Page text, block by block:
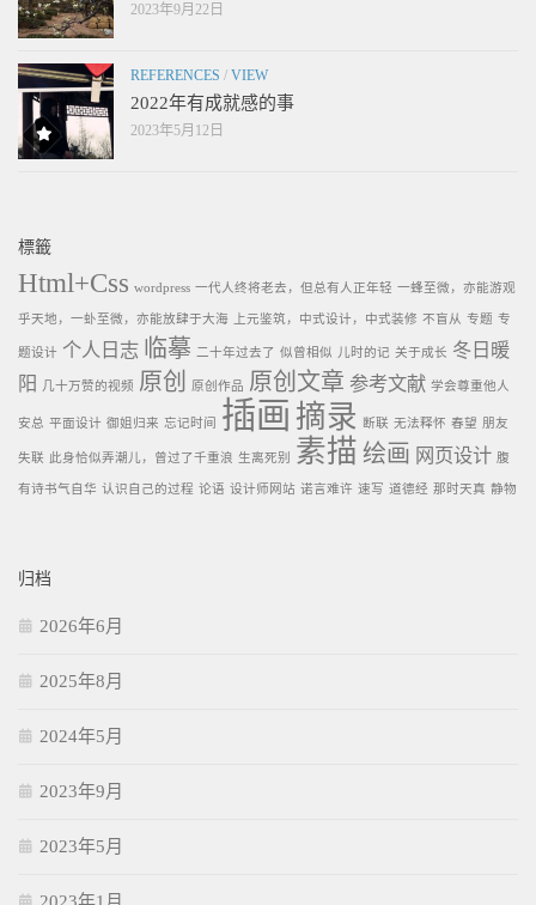
2023年9月22日
REFERENCES / VIEW
2022年有成就感的事
2023年5月12日
標籤
Html+Css wordpress 一代人终将老去，但总有人正年轻 一蜂至微，亦能游观
乎天地，一虲至微，亦能放肆于大海 上元鉴筑，中式设计，中式装修 不盲从 专题 专
题设计 个人日志 临摹 二十年过去了 似曾相似 儿时的记 关于成长 冬日暖
阳
几十万赞的视频 原创 原创作品 原创文章 参考文献 学会尊重他人
安总 平面设计 御姐归来 忘记时间 插画 摘录 断联 无法释怀 春望 朋友
失联 此身恰似弄潮儿，曾过了千重浪 生离死别 素描 绘画 网页设计 腹
有诗书气自华 认识自己的过程 论语 设计师网站 诺言难许 速写 道德经 那时天真 静物
归档
2026年6月
2025年8月
2024年5月
2023年9月
2023年5月